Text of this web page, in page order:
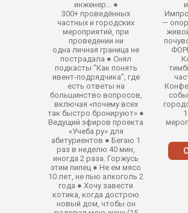
инженер… ●
300+ проведённых
частных и городских
мероприятий, при
проведении ни
одна личная граница не
пострадала ● Снял
подкасты "Как понять
ивент-подрядчика", где
есть ответы на
большинство вопросов,
включая «почему всех
так быстро бронируют» ●
Ведущий эфиров проекта
«Учеба.ру» для
абитуриентов ● Бегаю 1
раз в неделю 40 мин,
иногда 2 раза. Горжусь
этим пипец ● Не ем мясо
10 лет, не пью алкоголь 2
года ● Хочу завести
котика, когда дострою
новый дом, чтобы он
—